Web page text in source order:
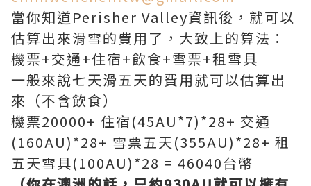
當你知道Perisher Valley資訊後，就可以
估算出來滑雪的費用了，大致上的算法：
機票+交通+住宿+飲食+雪票+租雪具
一般來說七天滑五天的費用就可以估算出
來（不含飲食）
機票20000+ 住宿(45AU*7)*28+ 交通
(160AU)*28+ 雪票五天(355AU)*28+ 租
五天雪具(100AU)*28 = 46040台幣